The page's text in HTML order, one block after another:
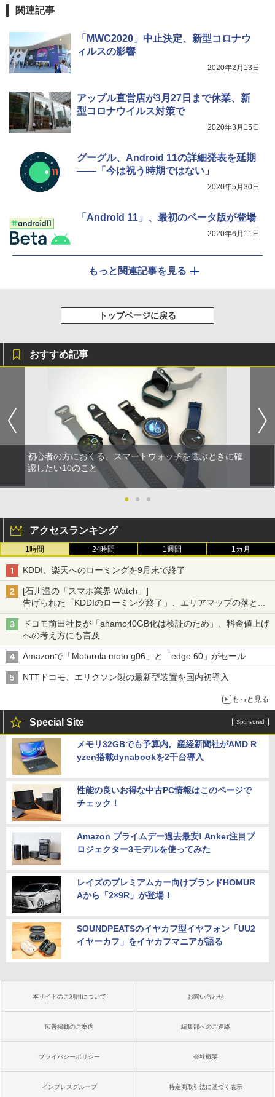
関連記事
「MWC2020」中止決定、新型コロナウ
ィルスの影響
2020年2月13日
アップル直営店が3月27日まで休業、新
型コロナウイルス対策で
2020年3月15日
グーグル、Android 11の詳細発表を延期
――「今は祝う時期ではない」
2020年5月30日
「Android 11」、最初のベータ版が登場
2020年6月11日
もっと関連記事を見る
トップページに戻る
おすすめ記事
初心者の方におくる、スマートウォッチを選ぶときに確
認したい10のこと
● ● ●
アクセスランキング
1時間 24時間 1週間 1カ月
KDDI、楽天へのローミングを9月末で終了
[石川温の「スマホ業界 Watch」]
告げられた「KDDIのローミング終了」、エリアマップの落とし
穴と楽天モバイルの課題
ドコモ前田社長が「ahamo40GB化は検証のため」、料金値上げ
への考え方にも言及
Amazonで「Motorola moto g06」と「edge 60」がセール
NTTドコモ、エリクソン製の最新型装置を国内初導入
もっと見る
Special Site
メモリ32GBでも予算内。産経新聞社がAMD R
yzen搭載dynabookを2千台導入
性能の良いお得な中古PC情報はこのページで
チェック！
Amazon プライムデー過去最安! Anker注目プ
ロジェクター3モデルを使ってみた
レイズのプレミアムカー向けブランドHOMUR
Aから「2×9R」が登場！
SOUNDPEATSのイヤカフ型イヤフォン「UU2
イヤーカフ」をイヤカフマニアが語る
本サイトのご利用について お問い合わせ
広告掲載のご案内 編集部へのご連絡
プライバシーポリシー 会社概要
インプレスグループ 特定商取引法に基づく表示